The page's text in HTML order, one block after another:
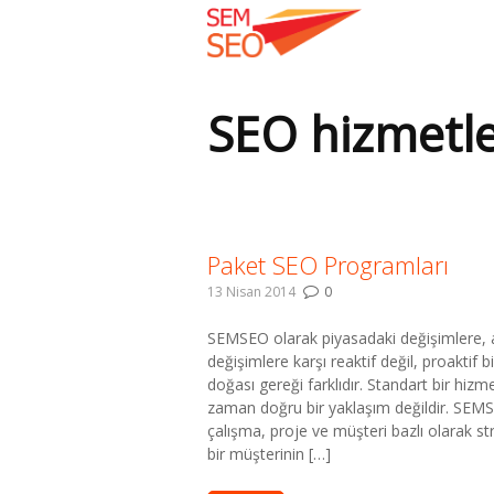
SEO
Paket SEO Programları
13 Nisan 2014 0
SEMSEO olarak piyasadaki
değişimlere karşı reaktif değil, proaktif
doğası gereği farklıdır. Standart bir
zaman doğru bir yaklaşım değildir.
çalışma, proje ve müşteri bazlı olarak
bir müşterinin […]